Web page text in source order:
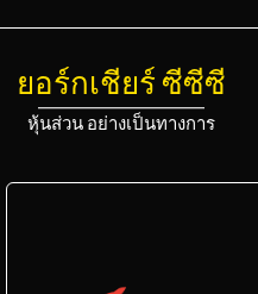
ยอร์กเชียร์ ซีซีซี
หุ้นส่วน อย่างเป็นทางการ